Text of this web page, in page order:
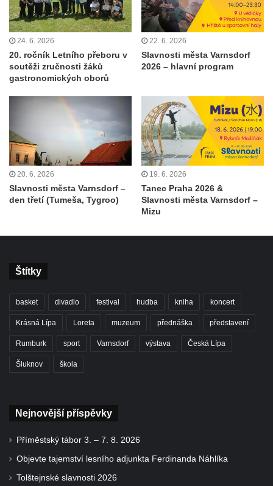
24. 6. 2026
20. ročník Letního přeboru v
soutěži zručnosti žáků
gastronomických oborů
22. 6. 2026
Slavnosti města Varnsdorf
2026 – hlavní program
20. 6. 2026
Slavnosti města Varnsdorf –
den třetí (Tumeša, Tygroo)
19. 6. 2026
Tanec Praha 2026 &
Slavnosti města Varnsdorf –
Mizu
Štítky
basket divadlo festival hudba kniha koncert
Krásná Lípa Loreta muzeum přednáška představení
Rumburk sport Varnsdorf výstava Česká Lípa
Šluknov škola
Nejnovější příspěvky
Příměstský tábor 3. – 7. 8. 2026
Objevte tajemství lesního adjunkta Ferdinanda Náhlíka
Tolštejnské slavnosti 2026